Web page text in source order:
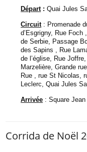
Départ:Quai Jules
Circuit: Promenade
d’Esgrigny, Rue
de Serbie, Passage
des Sapins , Rue
de l’église, Rue
Marzelière, Grande
Rue , rue St Nicolas,
Leclerc, Quai Jules
Arrivée : Square
Corrida de Noël